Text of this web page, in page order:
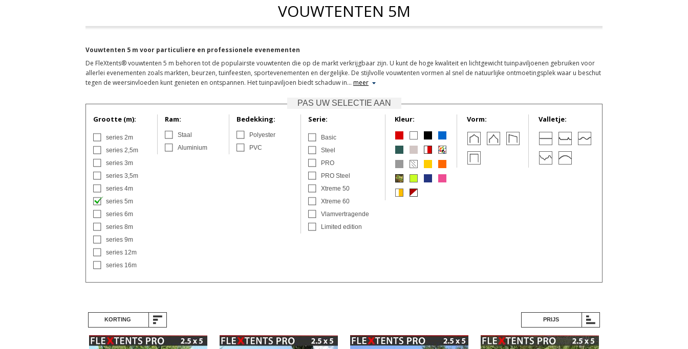
VOUWTENTEN 5M
Vouwtenten 5 m voor particuliere en professionele evenementen
De FleXtents® vouwtenten 5 m behoren tot de populairste vouwtenten die op de markt verkrijgbaar zijn. U kunt de hoge kwaliteit en lichtgewicht tuinpaviljoenen gebruiken voor
allerlei evenementen zoals markten, beurzen, tuinfeesten, sportevenementen en dergelijke. De stijlvolle vouwtenten vormen al snel de natuurlijke ontmoetingsplek waar u beschut
tegen de weersinvloeden kunt genieten en ontspannen. Het tuinpaviljoen biedt schaduw in… meer
PAS UW SELECTIE AAN
Grootte (m):
series 2m
series 2,5m
series 3m
series 3,5m
series 4m
series 5m
series 6m
series 8m
series 9m
series 12m
series 16m
Ram:
Staal
Aluminium
Bedekking:
Polyester
PVC
Serie:
Basic
Steel
PRO
PRO Steel
Xtreme 50
Xtreme 60
Vlamvertragende
Limited edition
Kleur: Vorm: Valletje:
KORTING PRIJS